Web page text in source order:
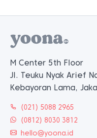
M Center 5th Floor
Jl. Teuku Nyak Arief
Kebayoran Lama,
(021) 5088 2965
(0812) 8030 3812
hello@yoona.id